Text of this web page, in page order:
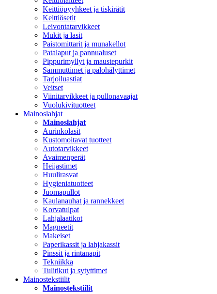
Keittiöpyyhkeet ja tiskirätit
Keittiösetit
Leivontatarvikkeet
Mukit ja lasit
Paistomittarit ja munakellot
Patalaput ja pannualuset
Pippurimyllyt ja maustepurkit
Sammuttimet ja palohälyttimet
Tarjoiluastiat
Veitset
Viinitarvikkeet ja pullonavaajat
Vuolukivituotteet
Mainoslahjat
Mainoslahjat
Aurinkolasit
Kustomoitavat tuotteet
Autotarvikkeet
Avaimenperät
Heijastimet
Huulirasvat
Hygieniatuotteet
Juomapullot
Kaulanauhat ja rannekkeet
Korvatulpat
Lahjalaatikot
Magneetit
Makeiset
Paperikassit ja lahjakassit
Pinssit ja rintanapit
Tekniikka
Tulitikut ja sytyttimet
Mainostekstiilit
Mainostekstiilit